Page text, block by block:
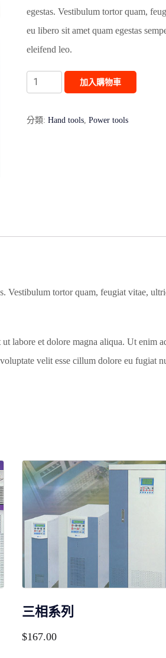
egestas. Vestibulum tortor quam,
eu libero sit amet quam egestas
eleifend leo.
共
式
加入購物車
分類:Hand tools,Power tools
Vestibulum tortor quam, feugiat vitae,
labore et dolore magna aliqua. Ut enim
velit esse cillum dolore eu fugiat
三相系列
$167.00